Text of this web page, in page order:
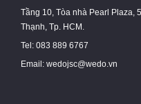
Tầng 10, Tòa nhà Pearl Plaza,
Thạnh, Tp. HCM.
Tel: 083 889 6767
Email: wedojsc@wedo.vn